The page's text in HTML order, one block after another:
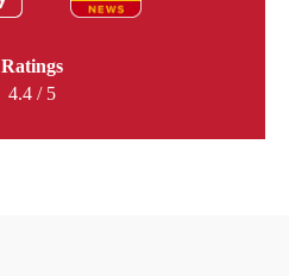
Ratings
4.4 / 5